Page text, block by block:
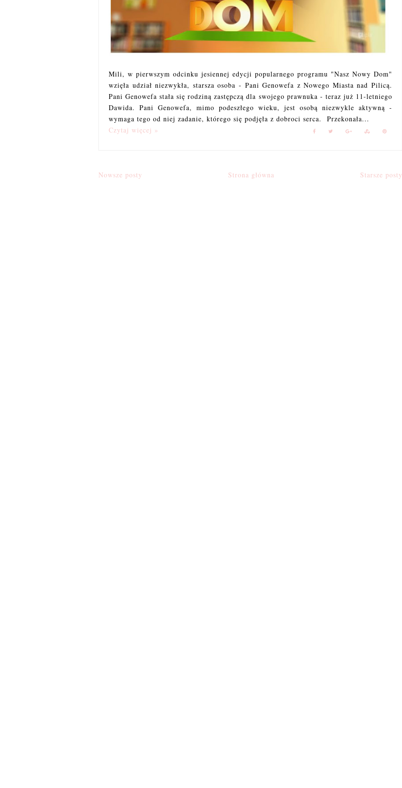
Mili, w pierwszym odcinku jesiennej edycji popularnego programu "Nasz Nowy Dom"
wzięła udział niezwykła, starsza osoba - Pani Genowefa z Nowego Miasta nad Pilicą.
Pani Genowefa stała się rodziną zastępczą dla swojego prawnuka - teraz już 11-letniego
Dawida. Pani Genowefa, mimo podeszłego wieku, jest osobą niezwykle aktywną -
wymaga tego od niej zadanie, którego się podjęła z dobroci serca. Przekonała...
Czytaj więcej »
Nowsze posty Starsze posty
Strona główna